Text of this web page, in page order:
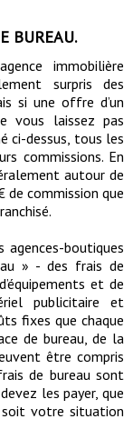
BUREAU.
immobilière
surpris des
si une offre d’un
vous laissez pas
ci-dessus, tous les
commissions. En
autour de
de commission que
boutiques
» - des frais de
et de
publicitaire et
fixes que chaque
de bureau, de la
être compris
de bureau sont
les payer, que
votre situation